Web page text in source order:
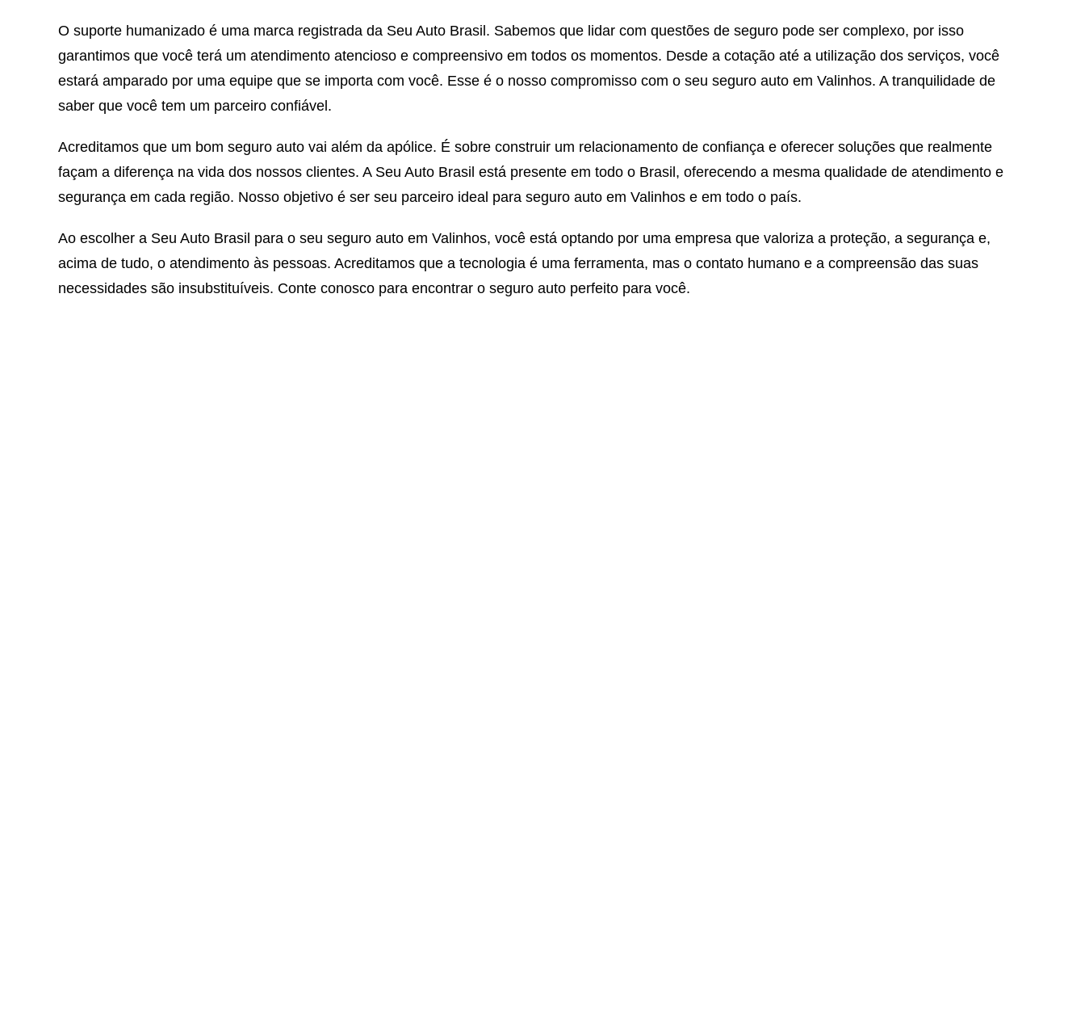
O suporte humanizado é uma marca registrada da Seu Auto Brasil. Sabemos que lidar com questões de seguro pode ser complexo, por isso
garantimos que você terá um atendimento atencioso e compreensivo em todos os momentos. Desde a cotação até a utilização dos serviços, você
estará amparado por uma equipe que se importa com você. Esse é o nosso compromisso com o seu seguro auto em Valinhos. A tranquilidade de
saber que você tem um parceiro confiável.
Acreditamos que um bom seguro auto vai além da apólice. É sobre construir um relacionamento de confiança e oferecer soluções que realmente
façam a diferença na vida dos nossos clientes. A Seu Auto Brasil está presente em todo o Brasil, oferecendo a mesma qualidade de atendimento e
segurança em cada região. Nosso objetivo é ser seu parceiro ideal para seguro auto em Valinhos e em todo o país.
Ao escolher a Seu Auto Brasil para o seu seguro auto em Valinhos, você está optando por uma empresa que valoriza a proteção, a segurança e,
acima de tudo, o atendimento às pessoas. Acreditamos que a tecnologia é uma ferramenta, mas o contato humano e a compreensão das suas
necessidades são insubstituíveis. Conte conosco para encontrar o seguro auto perfeito para você.